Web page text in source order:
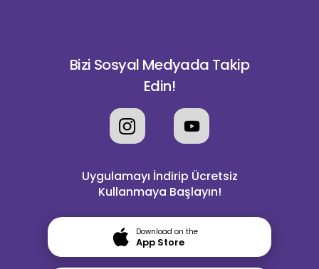
Bizi Sosyal Medyada Takip
Edin!
Uygulamayı İndirip Ücretsiz
Kullanmaya Başlayın!
Download on the
App Store